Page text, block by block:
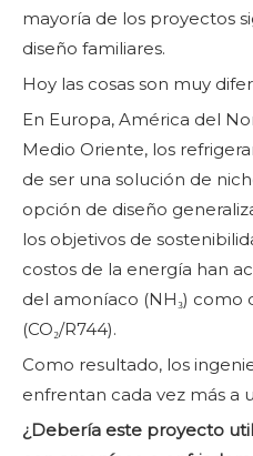
mayoría de los proyectos
diseño familiares.
Hoy las cosas son muy
En Europa, América del
Medio Oriente, los
de ser una solución de
opción de diseño
los objetivos de
costos de la energía han
del amoníaco (NH₃) como
(CO₂/R744).
Como resultado, los
enfrentan cada vez más a
¿Debería este proyecto